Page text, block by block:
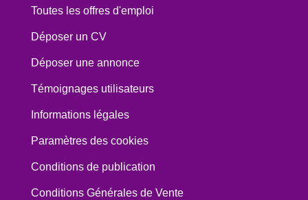
Toutes les offres d'emploi
Déposer un CV
Déposer une annonce
Témoignages utilisateurs
Informations légales
Paramètres des cookies
Conditions de publication
Conditions Générales de Vente